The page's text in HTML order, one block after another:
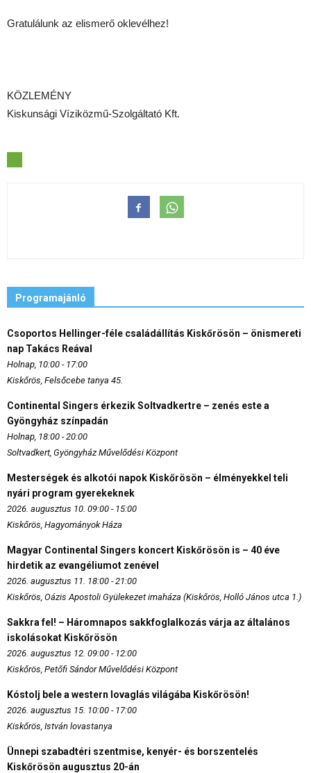
Gratulálunk az elismerő oklevélhez!
KÖZLEMÉNY
Kiskunsági Víziközmű-Szolgáltató Kft.
Programajánló
Csoportos Hellinger-féle családállítás Kiskőrösön – önismereti
nap Takács Reával
Holnap, 10:00 - 17:00
Kiskőrös, Felsőcebe tanya 45.
Continental Singers érkezik Soltvadkertre – zenés este a
Gyöngyház színpadán
Holnap, 18:00 - 20:00
Soltvadkert, Gyöngyház Művelődési Központ
Mesterségek és alkotói napok Kiskőrösön – élményekkel teli
nyári program gyerekeknek
2026. augusztus 10. 09:00 - 15:00
Kiskőrös, Hagyományok Háza
Magyar Continental Singers koncert Kiskőrösön is – 40 éve
hirdetik az evangéliumot zenével
2026. augusztus 11. 18:00 - 21:00
Kiskőrös, Oázis Apostoli Gyülekezet imaháza (Kiskőrös, Holló János utca 1.)
Sakkra fel! – Háromnapos sakkfoglalkozás várja az általános
iskolásokat Kiskőrösön
2026. augusztus 12. 09:00 - 12:00
Kiskőrös, Petőfi Sándor Művelődési Központ
Kóstolj bele a western lovaglás világába Kiskőrösön!
2026. augusztus 15. 10:00 - 17:00
Kiskőrös, István lovastanya
Ünnepi szabadtéri szentmise, kenyér- és borszentelés
Kiskőrösön augusztus 20-án